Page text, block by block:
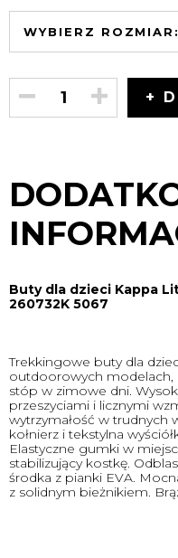
WYBIERZ ROZMIAR:
+
Buty dla dzieci Kappa
260732K 5067
Trekkingowe buty dla
outdoorowych
stóp w zimowe dni.
przeszyciami i licznymi
wytrzymałość w trudnych
kołnierz i tekstylna
Elastyczne gumki w
stabilizujący kostkę.
środka z pianki EVA.
z solidnym bieżnikiem.